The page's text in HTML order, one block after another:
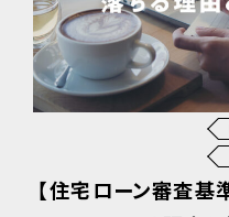
【住宅ローン審査基